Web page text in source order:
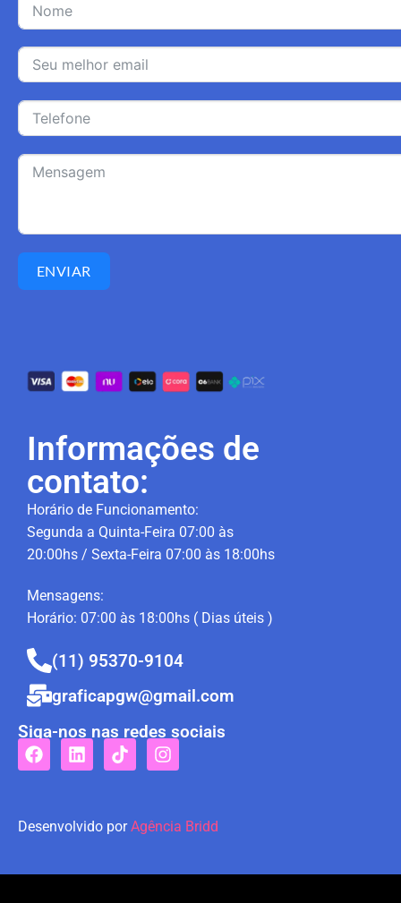
ENVIAR
Informações de
contato:
Horário de Funcionamento:
Segunda a Quinta-Feira 07:00 às
20:00hs / Sexta-Feira 07:00 às 18:00hs
Mensagens:
Horário: 07:00 às 18:00hs ( Dias úteis )
(11) 95370-9104
graficapgw@gmail.com
Siga-nos nas redes sociais
Desenvolvido por Agência Bridd